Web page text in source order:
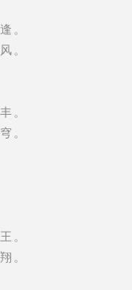
。
。
。
。
。
。